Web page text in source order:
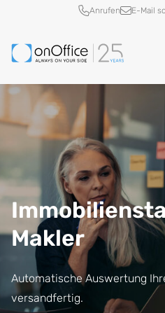
Schnellzugriff
Anrufen E-Mail
Makler
Automatische Auswertung
versandfertig.